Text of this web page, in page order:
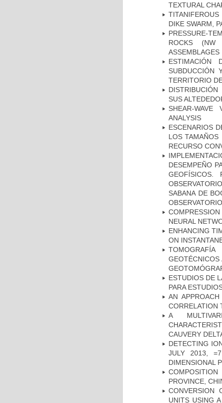
TEXTURAL
DIKE SWARM,
PRESSURE-
ROCKS (NW
ASSEMBLAGES
ESTIMACIÓN
SUBDUCCIÓN
TERRITORIO
SUS
SHEAR-WAVE
ANALYSIS
ESCENARIOS
LOS TAMAÑOS
RECURSO
DESEMPEÑO
GEOFÍSICOS.
SABANA DE
NEURAL
ENHANCING
ON
ESTUDIOS DE
PARA
AN
CORRELATION
A
CAUVERY
DETECTING
JULY 2013,
DIMENSIONAL
PROVINCE,
CONVERSION
UNITS USING